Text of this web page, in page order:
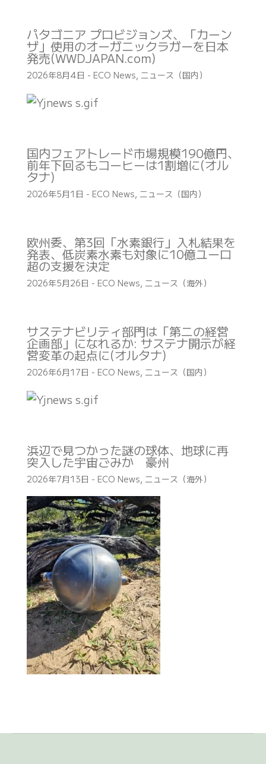
パタゴニア プロビジョンズ、「カーン
ザ」使用のオーガニックラガーを日本
発売(WWDJAPAN.com)
2026年8月4日 - ECO News, ニュース（国内）
国内フェアトレード市場規模190億円、
前年下回るもコーヒーは1割増に(オル
タナ)
2026年5月1日 - ECO News, ニュース（国内）
欧州委、第3回「水素銀行」入札結果を
発表、低炭素水素も対象に10億ユーロ
超の支援を決定
2026年5月26日 - ECO News, ニュース（海外）
サステナビリティ部門は「第二の経営
企画部」になれるか: サステナ開示が経
営変革の起点に(オルタナ)
2026年6月17日 - ECO News, ニュース（国内）
浜辺で見つかった謎の球体、地球に再
突入した宇宙ごみか 豪州
2026年7月13日 - ECO News, ニュース（海外）